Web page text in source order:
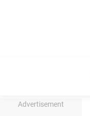
Advertisement